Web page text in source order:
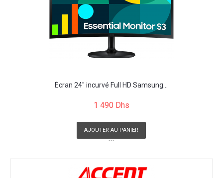
Écran 24" incurvé Full HD Samsung...
1 490 Dhs
AJOUTER AU PANIER
```